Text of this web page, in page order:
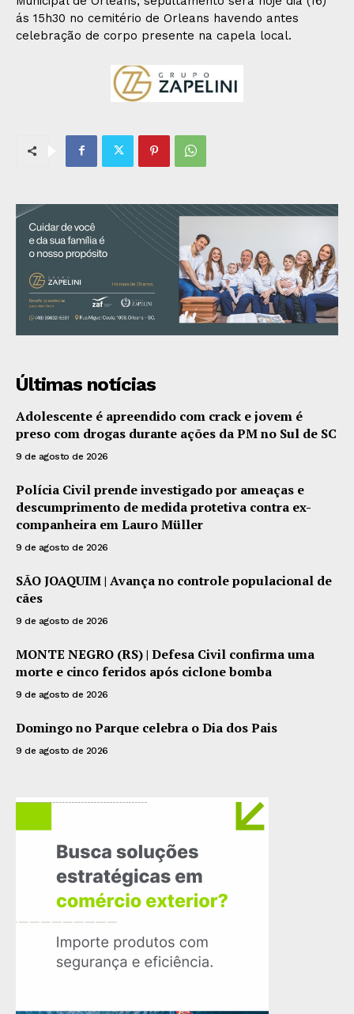
ás 15h30 no cemitério de Orleans havendo antes
celebração de corpo presente na capela local.
Últimas notícias
Adolescente é apreendido com crack e jovem é
preso com drogas durante ações da PM no Sul de SC
9 de agosto de 2026
Polícia Civil prende investigado por ameaças e
descumprimento de medida protetiva contra ex-
companheira em Lauro Müller
9 de agosto de 2026
SÃO JOAQUIM | Avança no controle populacional de
cães
9 de agosto de 2026
MONTE NEGRO (RS) | Defesa Civil confirma uma
morte e cinco feridos após ciclone bomba
9 de agosto de 2026
Domingo no Parque celebra o Dia dos Pais
9 de agosto de 2026